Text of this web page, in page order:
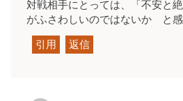
対戦相手にとっては、「不安と
がふさわしいのではないか と感
引用 返信